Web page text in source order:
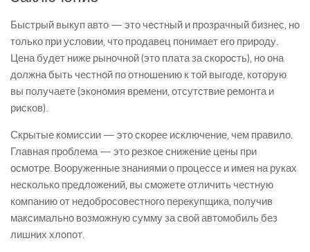
Быстрый выкуп авто — это честный и прозрачный бизнес, но
только при условии, что продавец понимает его природу.
Цена будет ниже рыночной (это плата за скорость), но она
должна быть честной по отношению к той выгоде, которую
вы получаете (экономия времени, отсутствие ремонта и
рисков).
Скрытые комиссии — это скорее исключение, чем правило.
Главная проблема — это резкое снижение цены при
осмотре. Вооруженные знаниями о процессе и имея на руках
несколько предложений, вы сможете отличить честную
компанию от недобросовестного перекупщика, получив
максимально возможную сумму за свой автомобиль без
лишних хлопот.